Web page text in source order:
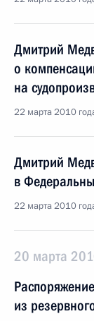
Дмитрий
о
на
22 марта 2010
Дмитрий
в
22 марта 2010
20 марта
из